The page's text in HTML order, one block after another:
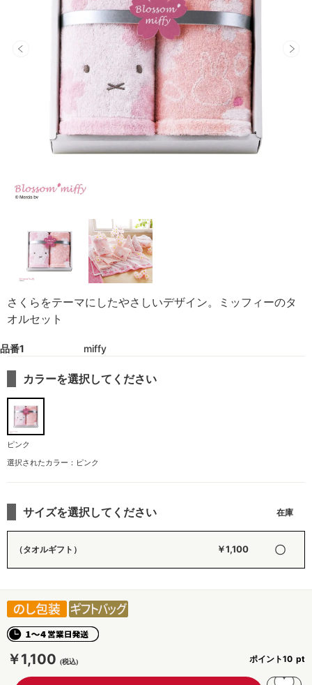
さくらをテーマにしたやさしいデザイン。ミッフィーのタ
オルセット
￥1,100 ポイント10
品番1 miffy
カラーを選択してください
ピンク
選択されたカラー：ピンク
サイズを選択してください
（タオルギフト） ￥1,100 〇